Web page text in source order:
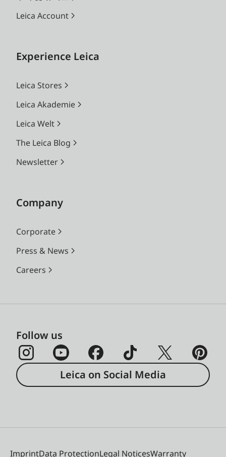
Leica Account
Experience Leica
Leica Stores
Leica Akademie
Leica Welt
The Leica Blog
Newsletter
Company
Corporate
Press & News
Careers
Follow us
Leica on Social Media
ImprintData ProtectionLegal NoticesWarranty